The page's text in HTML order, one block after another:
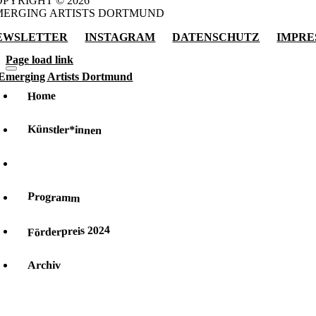
ARTISTS DORTMUND
INSTAGRAM DATENSCHUTZ
Page load link
Home
Künstler*innen
Programm
Förderpreis 2024
Archiv